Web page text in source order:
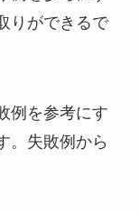
りができるで
例を参考にす
。失敗例から